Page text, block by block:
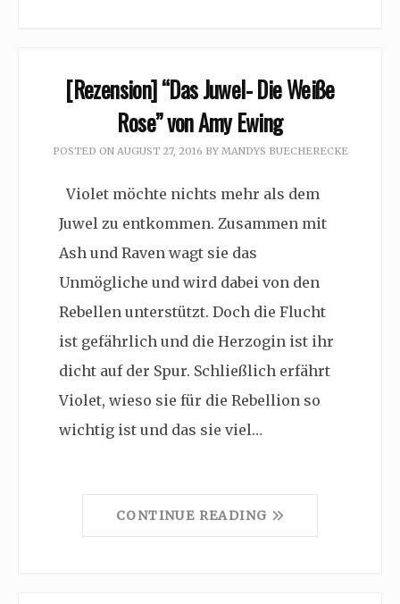
[Rezension] “Das Juwel- Die Weiße
Rose” von Amy Ewing
POSTED ON AUGUST 27, 2016 BY MANDYS BUECHERECKE
Violet möchte nichts mehr als dem
Juwel zu entkommen. Zusammen mit
Ash und Raven wagt sie das
Unmögliche und wird dabei von den
Rebellen unterstützt. Doch die Flucht
ist gefährlich und die Herzogin ist ihr
dicht auf der Spur. Schließlich erfährt
Violet, wieso sie für die Rebellion so
wichtig ist und das sie viel…
CONTINUE READING